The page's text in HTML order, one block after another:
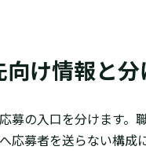
け情報と分
募の入口を分けます
応募者を送らない構成